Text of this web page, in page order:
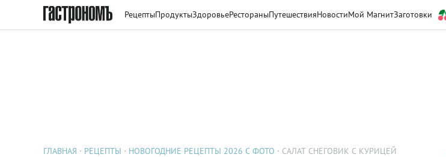
РецептыПродуктыЗдоровьеРестораныПутешествияНовостиМой МагнитЗаготовки
ГЛАВНАЯ РЕЦЕПТЫ НОВОГОДНИЕ РЕЦЕПТЫ 2026 С ФОТО САЛАТ СНЕГОВИК С КУРИЦЕЙ